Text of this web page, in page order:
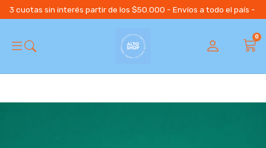
3 cuotas sin interés partir de los $50.000 - Envíos a todo el país -
0